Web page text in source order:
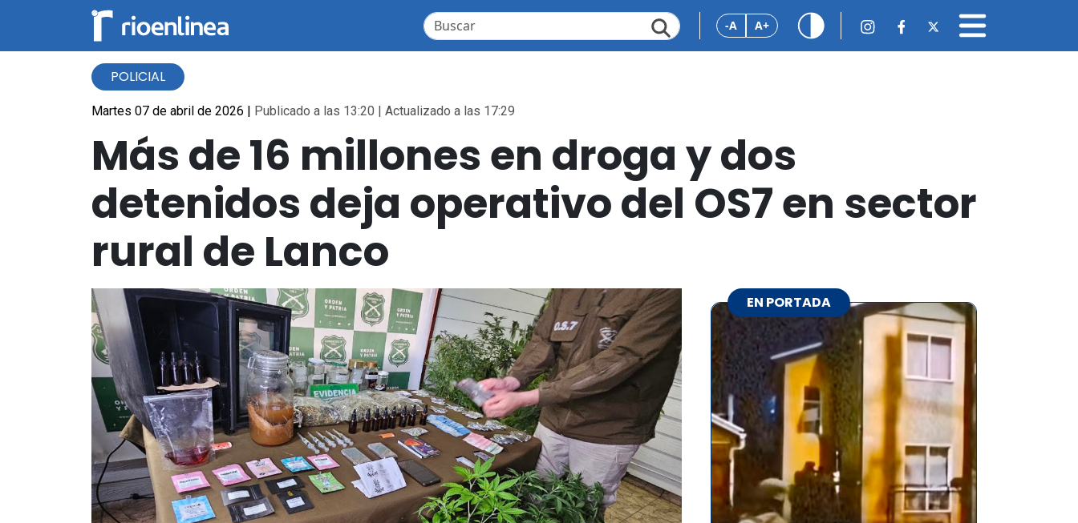
-A A+
POLICIAL
Martes 07 de abril de 2026 | Publicado a las 13:20 | Actualizado a las 17:29
Más de 16 millones en droga y dos
detenidos deja operativo del OS7 en sector
rural de Lanco
EN PORTADA